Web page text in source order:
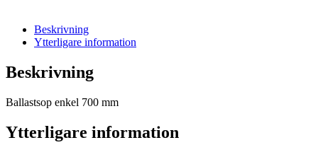
Beskrivning
Ytterligare information
Beskrivning
Ballastsop enkel 700 mm
Ytterligare information